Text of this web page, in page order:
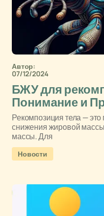
Автор:
07/12/2024
БЖУ для
Понимание и
Рекомпозиция тела —
снижения жировой
массы. Для
Новости